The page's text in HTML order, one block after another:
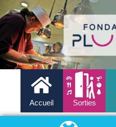
Accueil Sorties